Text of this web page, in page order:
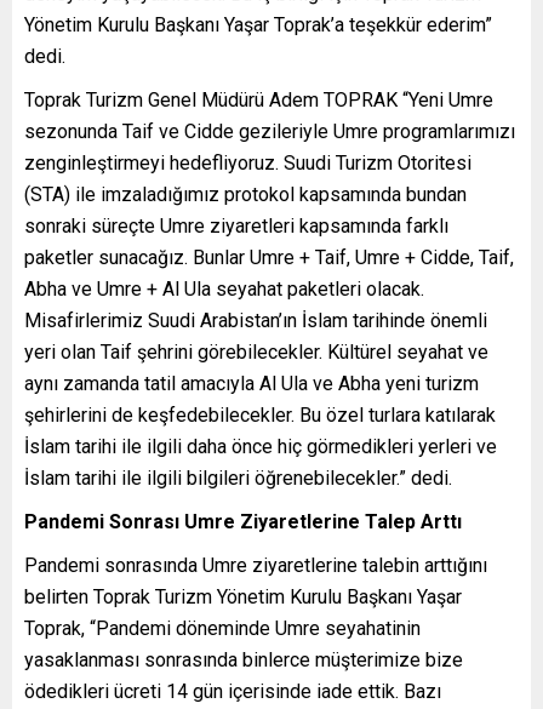
Yönetim Kurulu Başkanı Yaşar Toprak’a teşekkür ederim”
dedi.
Toprak Turizm Genel Müdürü Adem TOPRAK “Yeni Umre
sezonunda Taif ve Cidde gezileriyle Umre programlarımızı
zenginleştirmeyi hedefliyoruz. Suudi Turizm Otoritesi
(STA) ile imzaladığımız protokol kapsamında bundan
sonraki süreçte Umre ziyaretleri kapsamında farklı
paketler sunacağız. Bunlar Umre + Taif, Umre + Cidde, Taif,
Abha ve Umre + Al Ula seyahat paketleri olacak.
Misafirlerimiz Suudi Arabistan’ın İslam tarihinde önemli
yeri olan Taif şehrini görebilecekler. Kültürel seyahat ve
aynı zamanda tatil amacıyla Al Ula ve Abha yeni turizm
şehirlerini de keşfedebilecekler. Bu özel turlara katılarak
İslam tarihi ile ilgili daha önce hiç görmedikleri yerleri ve
İslam tarihi ile ilgili bilgileri öğrenebilecekler.” dedi.
Pandemi Sonrası Umre Ziyaretlerine Talep Arttı
Pandemi sonrasında Umre ziyaretlerine talebin arttığını
belirten Toprak Turizm Yönetim Kurulu Başkanı Yaşar
Toprak, “Pandemi döneminde Umre seyahatinin
yasaklanması sonrasında binlerce müşterimize bize
ödedikleri ücreti 14 gün içerisinde iade ettik. Bazı